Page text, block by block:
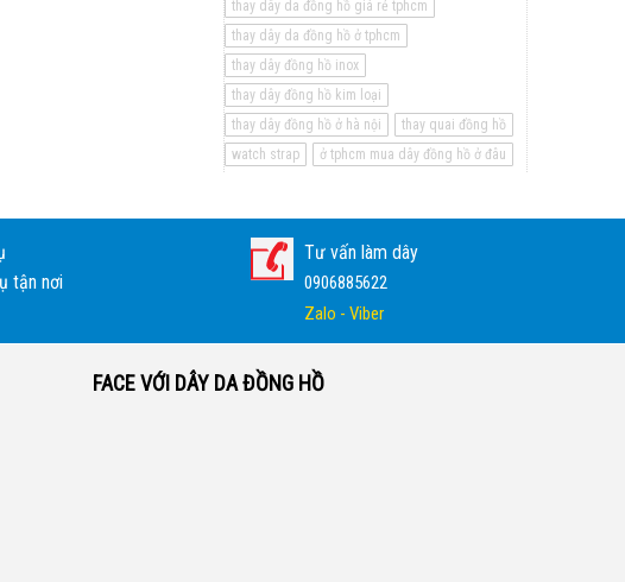
thay dây da đồng hồ giá rẻ tphcm
thay dây da đồng hồ ở tphcm
thay dây đồng hồ inox
thay dây đồng hồ kim loại
thay dây đồng hồ ở hà nội
thay quai đồng hồ
watch strap
ở tphcm mua dây đồng hồ ở đâu
tận nơi
Tư vấn làm dây
0906885622
Zalo - Viber
FACE VỚI DÂY DA ĐỒNG HỒ